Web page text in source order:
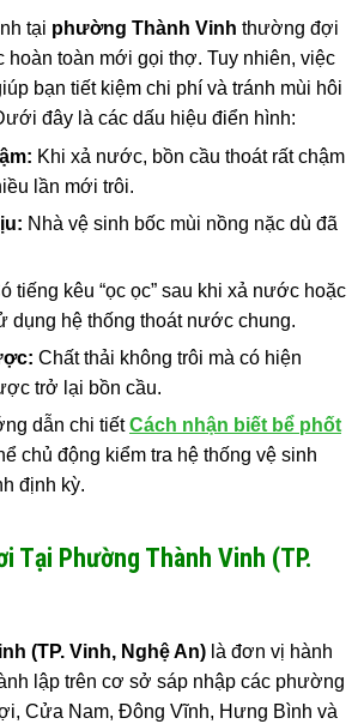
tại phường Thành Vinh thường đợi
hoàn toàn mới gọi thợ. Tuy nhiên, việc
bạn tiết kiệm chi phí và tránh mùi hôi
đây là các dấu hiệu điển hình:
Khi xả nước, bồn cầu thoát rất chậm
lần mới trôi.
Nhà vệ sinh bốc mùi nồng nặc dù đã
tiếng kêu “ọc ọc” sau khi xả nước hoặc
dụng hệ thống thoát nước chung.
Chất thải không trôi mà có hiện
trở lại bồn cầu.
dẫn chi tiếtCách nhận biết bể phốt
chủ động kiểm tra hệ thống vệ sinh
định kỳ.
Tại Phường Thành Vinh (TP.
(TP. Vinh, Nghệ An) là đơn vị hành
lập trên cơ sở sáp nhập các phường
Cửa Nam, Đông Vĩnh, Hưng Bình và